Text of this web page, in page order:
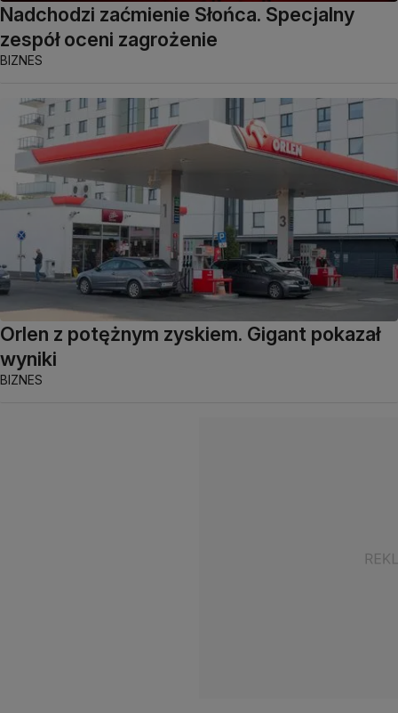
Nadchodzi zaćmienie Słońca. Specjalny
zespół oceni zagrożenie
BIZNES
Orlen z potężnym zyskiem. Gigant pokazał
wyniki
BIZNES